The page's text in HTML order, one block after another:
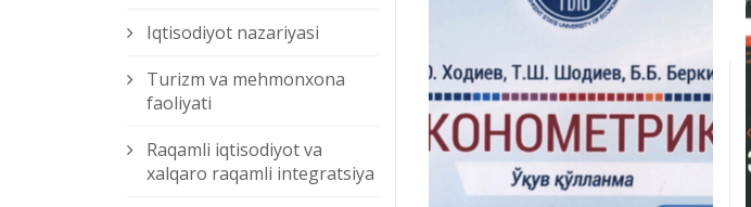
Iqtisodiyot nazariyasi
Turizm va mehmonxona
faoliyati
Raqamli iqtisodiyot va
xalqaro raqamli integratsiya